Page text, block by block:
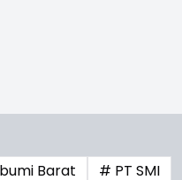
Barat
# PT SMI